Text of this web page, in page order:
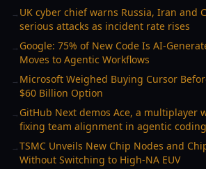
→ UK cyber chief warns Russia, Iran and
serious attacks as incident rate rises
→ Google: 75% of New Code Is AI-
Moves to Agentic Workflows
→ Microsoft Weighed Buying Cursor
$60 Billion Option
→ GitHub Next demos Ace, a multiplayer
fixing team alignment in agentic coding
→TSMC Unveils New Chip Nodes and
Without Switching to High-NA EUV